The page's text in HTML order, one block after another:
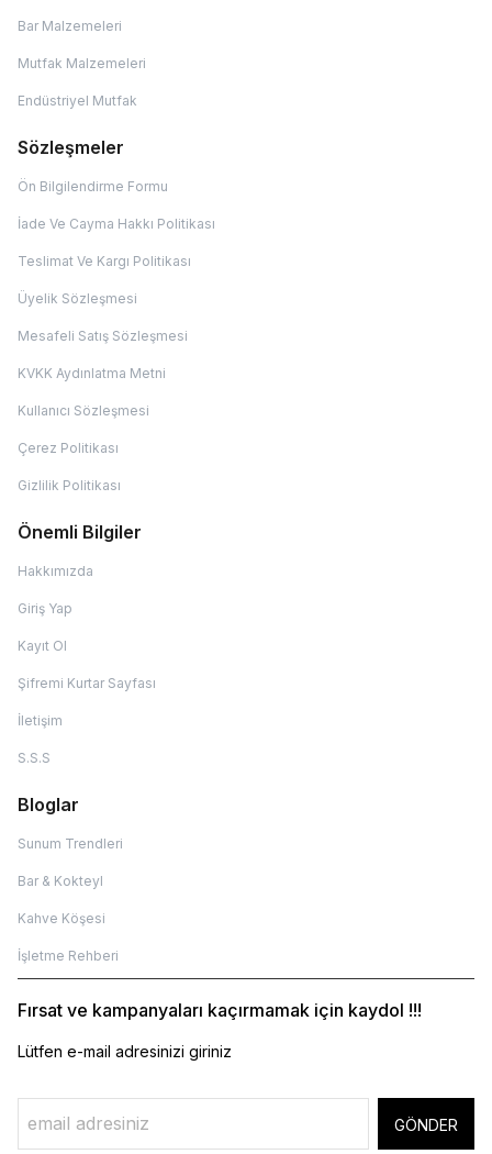
Bar Malzemeleri
Mutfak Malzemeleri
Endüstriyel Mutfak
Sözleşmeler
Ön Bilgilendirme Formu
İade Ve Cayma Hakkı Politikası
Teslimat Ve Kargı Politikası
Üyelik Sözleşmesi
Mesafeli Satış Sözleşmesi
KVKK Aydınlatma Metni
Kullanıcı Sözleşmesi
Çerez Politikası
Gizlilik Politikası
Önemli Bilgiler
Hakkımızda
Giriş Yap
Kayıt Ol
Şifremi Kurtar Sayfası
İletişim
S.S.S
Bloglar
Sunum Trendleri
Bar & Kokteyl
Kahve Köşesi
İşletme Rehberi
Fırsat ve kampanyaları kaçırmamak için kaydol !!!
Lütfen e-mail adresinizi giriniz
GÖNDER